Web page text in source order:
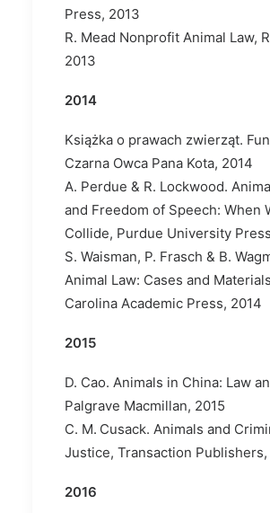
Press, 2013
R. Mead Nonprofit Animal Law,
2013
2014
Książka o prawach zwierząt.
Czarna Owca Pana Kota, 2014
A. Perdue & R. Lockwood.
and Freedom of Speech: When
Collide, Purdue University
S. Waisman, P. Frasch & B.
Animal Law: Cases and
Carolina Academic Press, 2014
2015
D. Cao. Animals in China: Law
Palgrave Macmillan, 2015
C. M. Cusack. Animals and
Justice, Transaction Publishers,
2016